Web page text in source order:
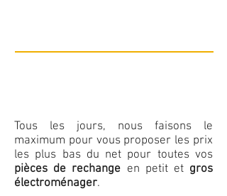
Tous les jours, nous faisons le
maximum pour vous proposer les prix
les plus bas du net pour toutes vos
pièces de rechange en petit et gros
électroménager.